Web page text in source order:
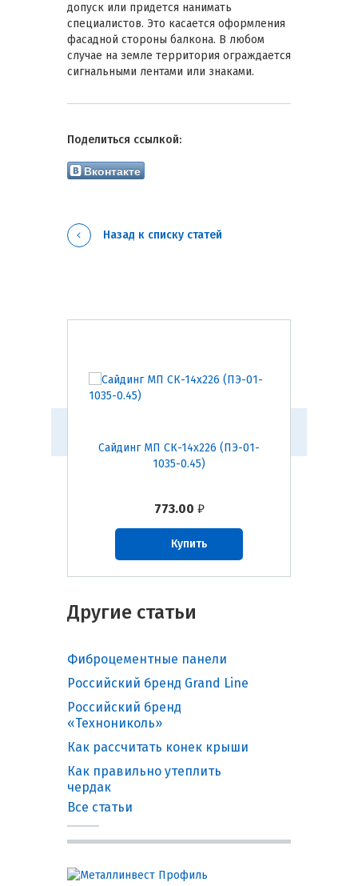
допуск или придется нанимать
специалистов. Это касается оформления
фасадной стороны балкона. В любом
случае на земле территория ограждается
сигнальными лентами или знаками.
Назад к списку статей
Вконтакте
Поделиться ссылкой:
773.00 ₽
Сайдинг МП СК-14х226 (ПЭ-01-
1035-0.45)
Купить
Другие статьи
Фиброцементные панели
Российский бренд Grand Line
Российский бренд
«Технониколь»
Как рассчитать конек крыши
Как правильно утеплить
чердак
Все статьи